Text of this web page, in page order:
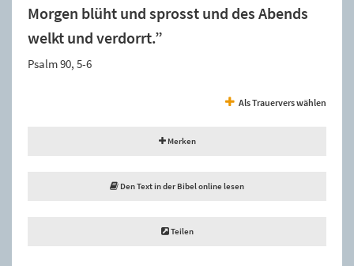
Morgen blüht und sprosst und des Abends
welkt und verdorrt.”
Psalm 90, 5-6
Als Trauervers wählen
Merken
Den Text in der Bibel online lesen
Teilen